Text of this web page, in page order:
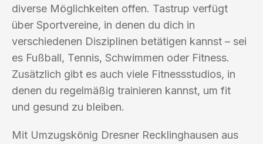
diverse Möglichkeiten offen. Tastrup verfügt
über Sportvereine, in denen du dich in
verschiedenen Disziplinen betätigen kannst – sei
es Fußball, Tennis, Schwimmen oder Fitness.
Zusätzlich gibt es auch viele Fitnessstudios, in
denen du regelmäßig trainieren kannst, um fit
und gesund zu bleiben.
Mit Umzugskönig Dresner Recklinghausen aus